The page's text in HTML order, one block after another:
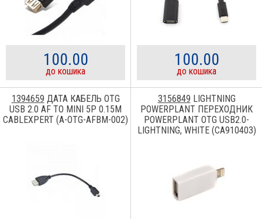
100.00
до кошика
100.00
до кошика
1394659 ДАТА КАБЕЛЬ OTG
USB 2.0 AF TO MINI 5P 0.15M
CABLEXPERT (A-OTG-AFBM-002)
3156849 LIGHTNING
POWERPLANT ПЕРЕХОДНИК
POWERPLANT OTG USB2.0-
LIGHTNING, WHITE (CA910403)